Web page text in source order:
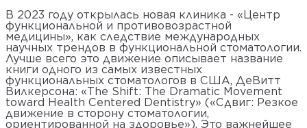
В 2023 году открылась новая клиника - «Центр
функциональной и противовозрастной
медицины», как следствие международных
научных трендов в функциональной стоматологии.
Лучше всего это движение описывает название
книги одного из самых известных
функциональных стоматологов в США, ДеВитт
Вилкерсона: «The Shift: The Dramatic Movement
toward Health Centered Dentistry» («Сдвиг: Резкое
движение в сторону стоматологии,
ориентированной на здоровье»). Это важнейшее